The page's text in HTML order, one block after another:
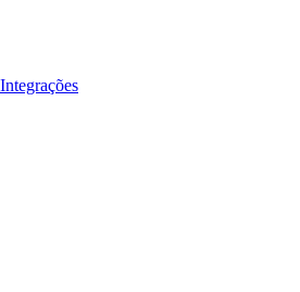
Integrações